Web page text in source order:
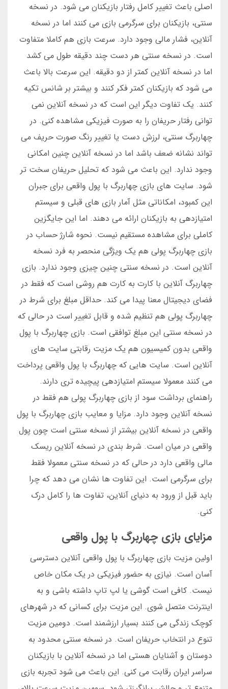
اصلی باعث تغییر کامل رفتار بازیکنان می شود. در نسخه
سنتی، بازیکنان برای سرگرمی بازی می کنند اما در نسخه
آنلاین، فشار مالی وجود دارد. سرعت بازی هم کاملا متفاوت
است. در نسخه سنتی هر دست چند دقیقه طول می کشد
اما در نسخه آنلاین کمتر از دو دقیقه. این سرعت بالا باعث
می شود که بازیکنان کمتر فکر کنند و بیشتر بر شانس تکیه
کنند. یک تفاوت دیگر این است که در نسخه آنلاین نمی
توانی رفتار حریفان را به صورت فیزیکی مشاهده کنی. در
چهاربرگ سنتی، لرزش دست یا تغییر رنگ صورت حریف می
تواند نشانه ضعف باشد اما در نسخه آنلاین چنین امکانی
وجود ندارد. این باعث می شود که تحلیل حریفان سخت تر
شود. سایت های بازی چهاربرگ با پول واقعی برای جبران
این کمبود، امکاناتی مثل آمار بازی های قبلی و سیستم
امتیازدهی به بازیکنان ارائه می دهند. اما این جایگزین
کاملی برای مشاهده مستقیم نیست. نحوه شارژ حساب در
بازی چهاربرگ پولی هم یک ویژگی منحصر به فرد نسخه
آنلاین است. در نسخه سنتی چنین چیزی وجود ندارد. بازی
چهاربرگ آنلاین با کارت به کارت هم روشی است که فقط در
فضای دیجیتال معنا پیدا می کند. حداقل مبلغ برای شرط در
چهاربرگ پولی هم تنظیم شده و قابل تغییر است در حالی که
در نسخه سنتی این مبلغ توافقی است. بازی چهاربرگ با پول
واقعی بدون کمیسیون هم یک مزیت رقابتی سایت های
آنلاین است. سایت هایی که چهاربرگ با پول واقعی پرداخت
می کنند معمولا سیستم امتیازدهی پیچیده تری دارند.
راهنمای برداشت سود از بازی چهاربرگ پولی هم فقط در
نسخه آنلاین وجود دارد. مزایا و معایب بازی چهاربرگ با پول
واقعی در نسخه آنلاین بیشتر از نسخه سنتی است چون پول
واقعی در میان است. شرط بندی در نسخه آنلاین ریسک
مالی واقعی دارد در حالی که در نسخه سنتی معمولا فقط
برای سرگرمی است. این تفاوت ها نشان می دهد که چرا
باید قبل از ورود به دنیای آنلاین، تفاوت ها را کامل درک
کنی.
مزایای بازی چهاربرگ با پول واقعی
اولین مزیت بازی چهاربرگ با پول واقعی آنلاین دسترسی
آسان است. نیازی به حضور فیزیکی در یک مکان خاص
نیست. کافی است گوشی یا لپ تاپ داشته باشی و به
اینترنت متصل شوی. این مزیت برای کسانی که در شهرهای
کوچک زندگی می کنند بسیار ارزشمند است. دومین مزیت
تنوع در انتخاب حریفان است. در نسخه سنتی محدود به
دوستان و آشنایان هستی اما در نسخه آنلاین با بازیکنان
سراسر ایران رقابت می کنی. این باعث می شود تجربه بازی